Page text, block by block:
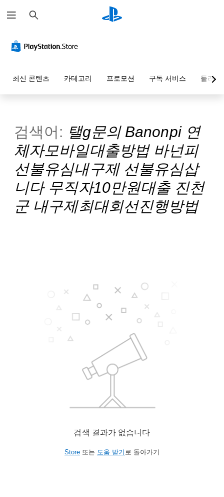
색
최신 콘텐츠 카테고리 프로모션 구독 서비스 둘러보
검색어: 탤g문의 Banonpi 연
체자모바일대출방법 바넌피
선불유심내구제 선불유심삽
니다 무직자10만원대출 진천
군 내구제최대회선진행방법
검색 결과가 없습니다
Store 또는 도움 받기 로 돌아가기